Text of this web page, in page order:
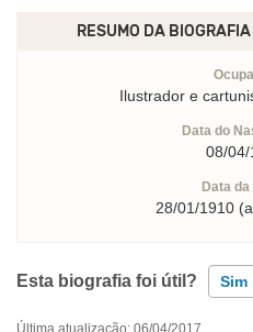
RESUMO DA
Ilustrador e
Data do
08/04/
Data
28/01/1910
Esta biografia foi útil? Sim
Última atualização: 06/04/2017